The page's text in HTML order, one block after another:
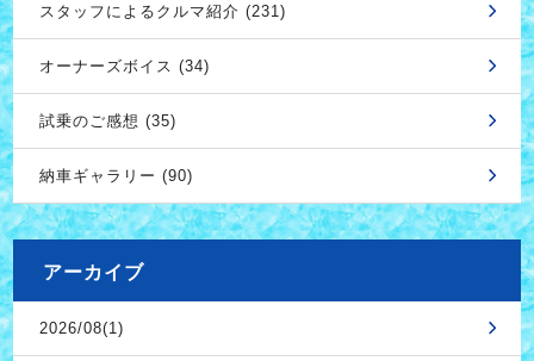
スタッフによるクルマ紹介 (231)
オーナーズボイス (34)
試乗のご感想 (35)
納車ギャラリー (90)
アーカイブ
2026/08(1)